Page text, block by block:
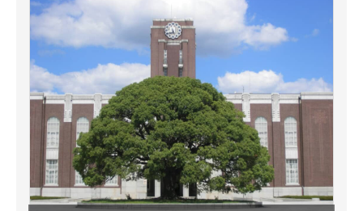
スマホと通信の最新トレンド
進化するPCとデバイスの未来
好きが集まる 比べて選べる
ビジネスと働き方のヒント
AI活用のいまが分かる
企業ITのトレンドを詳説